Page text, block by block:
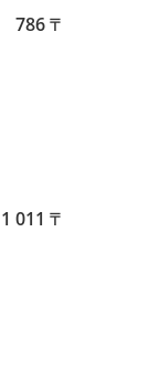
786₸
1 011₸